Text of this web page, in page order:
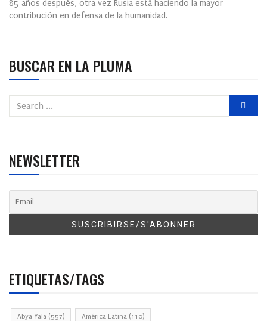
85 años después, otra vez Rusia está haciendo la mayor
contribución en defensa de la humanidad.
BUSCAR EN LA PLUMA
NEWSLETTER
ETIQUETAS/TAGS
Abya Yala (557) América Latina (110)